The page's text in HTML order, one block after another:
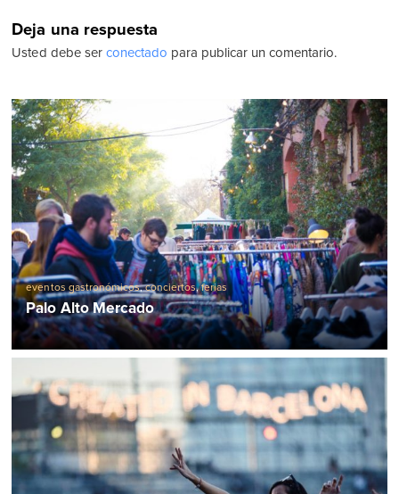
Deja una respuesta
Usted debe ser conectado para publicar un comentario.
eventos gastronómicos,conciertos,ferias
Palo Alto Mercado